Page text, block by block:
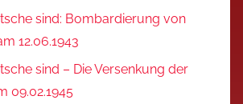
sind: Bombardierung von
12.06.1943
sind – Die Versenkung der
09.02.1945